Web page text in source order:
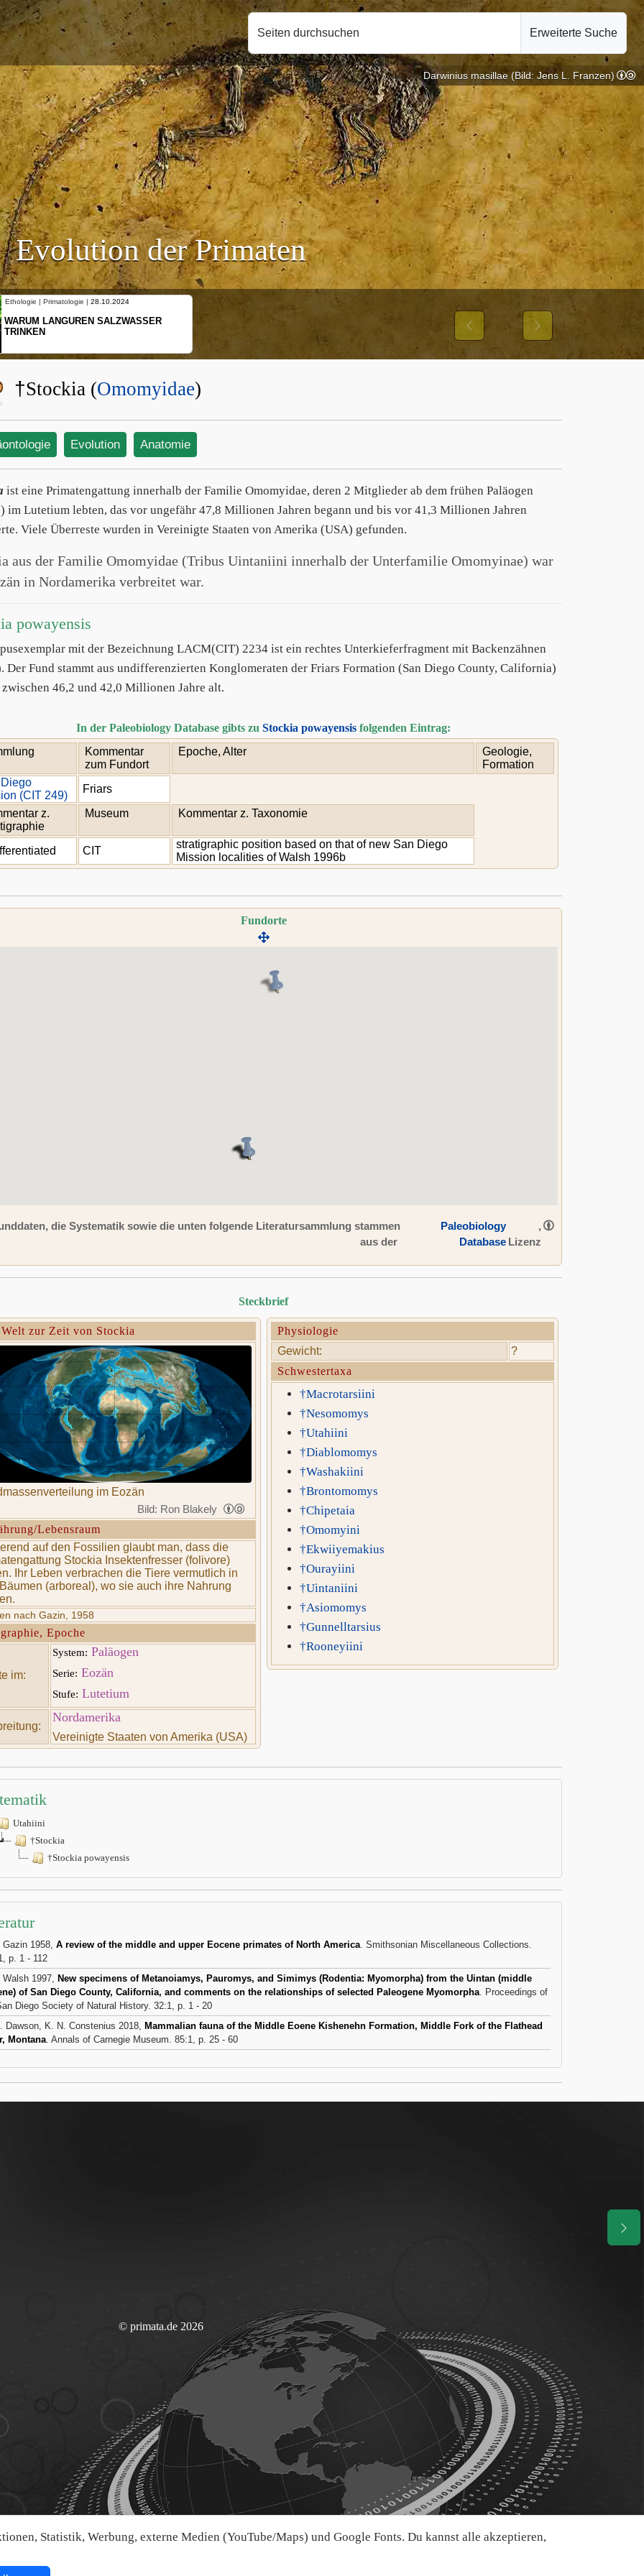
Seiten durchsuchen Erweiterte Suche
Evolution der Primaten
Ethologie | Primatologie |10.10.2024
NEUES VON WEIBLICHEN
SCHOPFGIBBONS UND IHRER
Previous Next
Statistik, Werbung, externe Medien (YouTube/Maps) und Google Fonts. Du kannst alle akzeptieren,
Darwinius masillae (Bild: Jens L. Franzen)
†Stockia (Omomyidae)
Evolution Anatomie
ist eine Primatengattung innerhalb der Familie Omomyidae, deren 2 Mitglieder ab dem frühen Paläogen
im Lutetium lebten, das vor ungefähr 47,8 Millionen Jahren begann und bis vor 41,3 Millionen Jahren
Viele Überreste wurden in Vereinigte Staaten von Amerika (USA) gefunden.
aus der Familie Omomyidae (Tribus Uintaniini innerhalb der Unterfamilie Omomyinae) war
in Nordamerika verbreitet war.
powayensis
mit der Bezeichnung LACM(CIT) 2234 ist ein rechtes Unterkieferfragment mit Backenzähnen
Der Fund stammt aus undifferenzierten Konglomeraten der Friars Formation (San Diego County, California)
46,2 und 42,0 Millionen Jahre alt.
In der Paleobiology Database gibts zu Stockia powayensis folgenden Eintrag:
Kommentar
zum Fundort
Epoche, Alter
Geologie,
Formation
(CIT 249)
Friars
z.
Museum Kommentar z. Taxonomie
CIT
stratigraphic position based on that of new San Diego
Mission localities of Walsh 1996b
Fundorte
die Systematik sowie die unten folgende Literatursammlung stammen
aus der
Paleobiology
Database
,
Lizenz
Steckbrief
zur Zeit von Stockia
im Eozän
Bild: Ron Blakely
Lebensraum
auf den Fossilien glaubt man, dass die
Stockia Insektenfresser (folivore)
Ihr Leben verbrachen die Tiere vermutlich in
(arboreal), wo sie auch ihre Nahrung
nach Gazin, 1958
Epoche
im:
System: Paläogen
Serie: Eozän
Stufe: Lutetium
Nordamerika
Vereinigte Staaten von Amerika (USA)
Physiologie
Gewicht:
?
Schwestertaxa
†Macrotarsiini
†Nesomomys
†Utahiini
†Diablomomys
†Washakiini
†Brontomomys
†Chipetaia
†Omomyini
†Ekwiiyemakius
†Ourayiini
†Uintaniini
†Asiomomys
†Gunnelltarsius
†Rooneyiini
Utahiini
†Stockia
†Stockia powayensis
Gazin 1958, A review of the middle and upper Eocene primates of North America. Smithsonian Miscellaneous Collections.
p. 1 - 112
1997, New specimens of Metanoiamys, Pauromys, and Simimys (Rodentia: Myomorpha) from the Uintan (middle
of San Diego County, California, and comments on the relationships of selected Paleogene Myomorpha. Proceedings of
Diego Society of Natural History. 32:1, p. 1 - 20
Dawson, K. N. Constenius 2018, Mammalian fauna of the Middle Eoene Kishenehn Formation, Middle Fork of the Flathead
Montana. Annals of Carnegie Museum. 85:1, p. 25 - 60
© primata.de 2026